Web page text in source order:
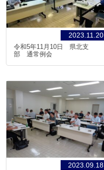
2023.11.20
令和5年11月10日 県北支
部 通常例会
2023.09.18